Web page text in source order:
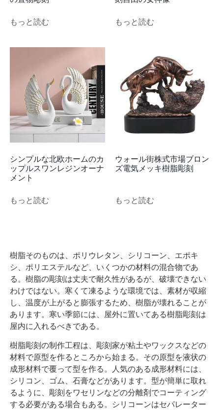
もっと読む もっと読む
シンプルな北欧ホームのカ
ップルスワンレジンオーナ
メント
もっと読む
ウォール街株式市場ブロン
ズ電気メッキ樹脂彫刻
もっと読む
樹脂そのものは、ポリウレタン、シリコーン、エポキ
シ、ポリエステルなど、いくつかの材料の混合物であ
る。樹脂の彫刻は丈夫で耐久性があるが、破壊できない
わけではない。寒くて凍るような環境では、素材が収縮
し、温度が上がると膨張するため、樹脂が壊れることが
あります。寒い季節には、屋外に置いてある樹脂彫刻は
屋内に入れるべきである。
樹脂彫刻の制作工程は、彫刻家が粘土やワックスなどの
材料で原型を作るところから始まる。その原型を液状の
成形材料で覆って型を作る。人気のある成形材料には、
シリコン、ゴム、石膏などがあります。型が簡単に取れ
るように、彫刻をワセリンなどの分離剤でコーティング
する必要がある場合もある。シリコーンはセパレーター